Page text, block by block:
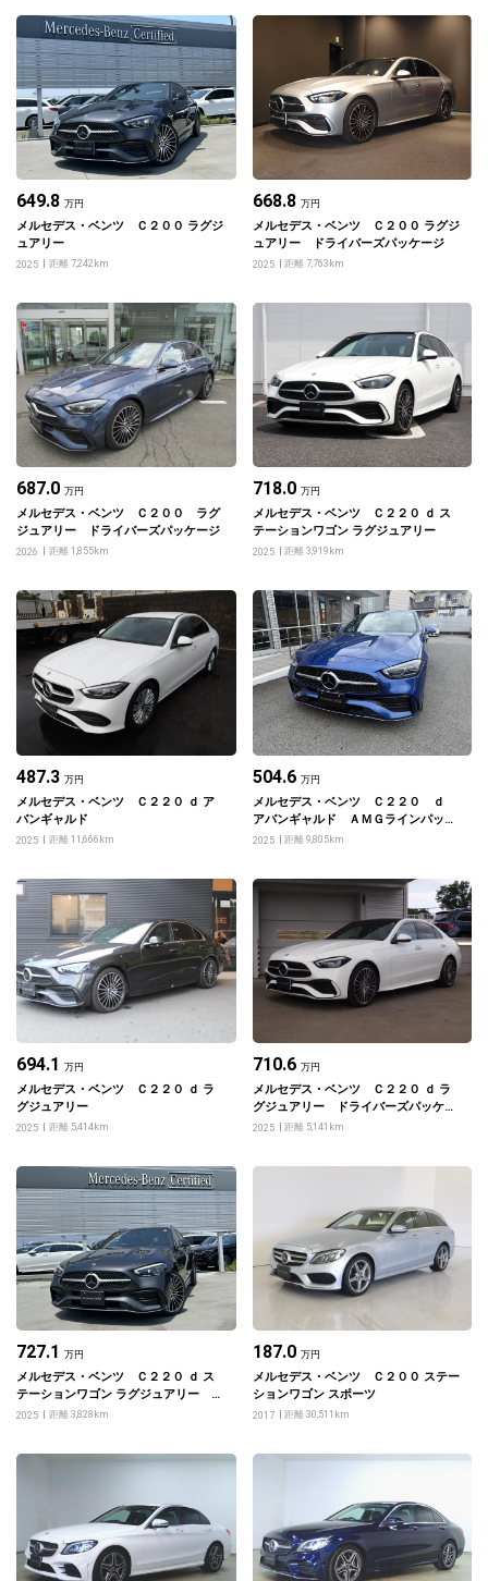
649.8 万円
メルセデス・ベンツ Ｃ２００ ラグジ
ュアリー
2025 距離 7,242km
668.8 万円
メルセデス・ベンツ Ｃ２００ ラグジ
ュアリー ドライバーズパッケージ
2025 距離 7,763km
687.0 万円
メルセデス・ベンツ Ｃ２００ ラグ
ジュアリー ドライバーズパッケージ
2026 距離 1,855km
718.0 万円
メルセデス・ベンツ Ｃ２２０ ｄ ス
テーションワゴン ラグジュアリー
2025 距離 3,919km
487.3 万円
メルセデス・ベンツ Ｃ２２０ ｄ ア
バンギャルド
2025 距離 11,666km
504.6 万円
メルセデス・ベンツ Ｃ２２０ ｄ
アバンギャルド ＡＭＧラインパッケ
ージ
2025 距離 9,805km
694.1 万円
メルセデス・ベンツ Ｃ２２０ ｄ ラ
グジュアリー
2025 距離 5,414km
710.6 万円
メルセデス・ベンツ Ｃ２２０ ｄ ラ
グジュアリー ドライバーズパッケー
ジ
2025 距離 5,141km
727.1 万円
メルセデス・ベンツ Ｃ２２０ ｄ ス
テーションワゴン ラグジュアリー ド
ライバーズパッケージ
2025 距離 3,828km
187.0 万円
メルセデス・ベンツ Ｃ２００ ステー
ションワゴン スポーツ
2017 距離 30,511km